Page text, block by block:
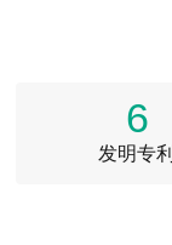
6
发明专利
感光像素模块以
证证书-武汉